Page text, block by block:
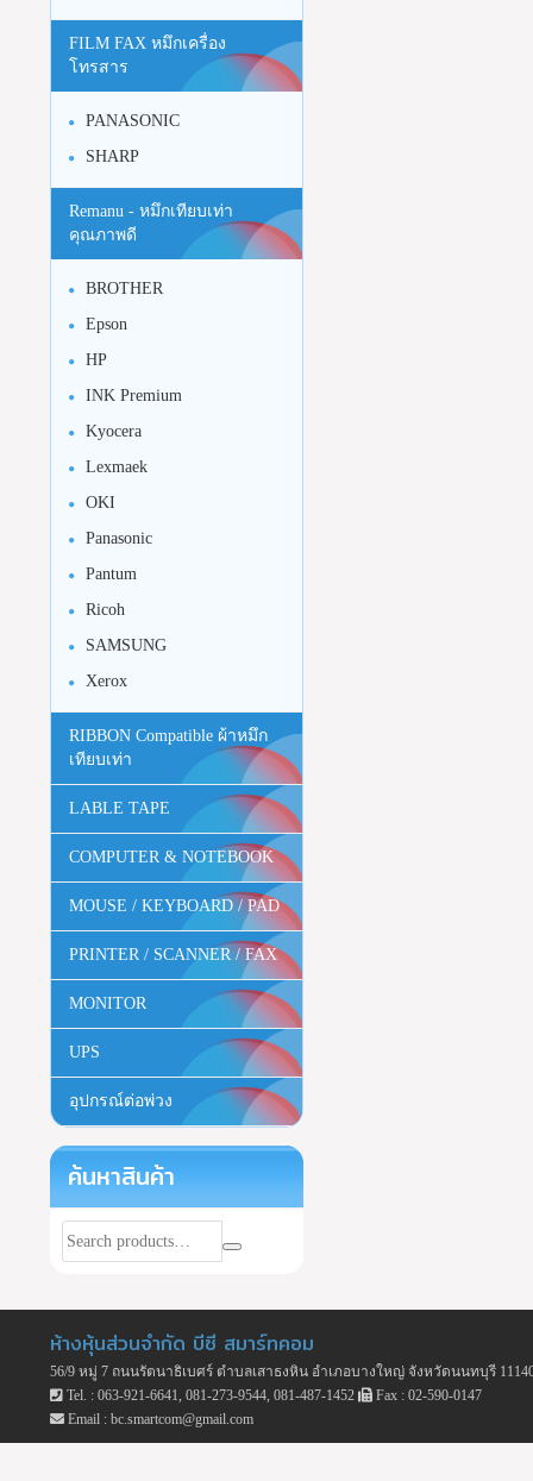
FILM FAX หมึกเครื่อง
โทรสาร
PANASONIC
SHARP
Remanu - หมึกเทียบเท่า
คุณภาพดี
BROTHER
Epson
HP
INK Premium
Kyocera
Lexmaek
OKI
Panasonic
Pantum
Ricoh
SAMSUNG
Xerox
RIBBON Compatible ผ้าหมึก
เทียบเท่า
LABLE TAPE
COMPUTER & NOTEBOOK
MOUSE / KEYBOARD / PAD
PRINTER / SCANNER / FAX
MONITOR
UPS
อุปกรณ์ต่อพ่วง
ค้นหาสินค้า
ห้างหุ้นส่วนจำกัด บีซี สมาร์ทคอม
56/9 หมู่ 7 ถนนรัตนาธิเบศร์ ตำบลเสาธงหิน อำเภอบางใหญ่ จังหวัดนนทบุรี
Tel. : 063-921-6641, 081-273-9544, 081-487-1452
Fax : 02-590-0147
Email : bc.smartcom@gmail.com